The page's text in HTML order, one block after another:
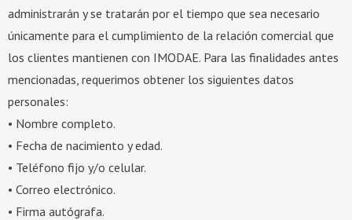
administrarán y se tratarán por el tiempo que sea necesario
únicamente para el cumplimiento de la relación comercial que
los clientes mantienen con IMODAE. Para las finalidades antes
mencionadas, requerimos obtener los siguientes datos
personales:
• Nombre completo.
• Fecha de nacimiento y edad.
• Teléfono fijo y/o celular.
• Correo electrónico.
• Firma autógrafa.